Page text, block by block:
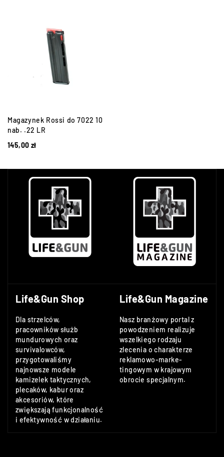
Magazynek Rossi do 7022 10
nab. .22 LR
145,00 zł
Life&Gun Shop
Dla strzelców,
pracowników służb
mundurowych oraz
survivalowców,
przygotowaliśmy
najnowsze modele
kamizelek taktycznych,
plecaków, kabur oraz
akcesoriów, które
zwiększają funkcjonalność
i efektywność w działaniu.
Life&Gun Magazine
Nasz branżowy portal z
powodzeniem realizuje
wszelkiego rodzaju
zlecenia o charakterze
reklamowo-marke-
tingowym w krajowym
obrocie specjalnym.